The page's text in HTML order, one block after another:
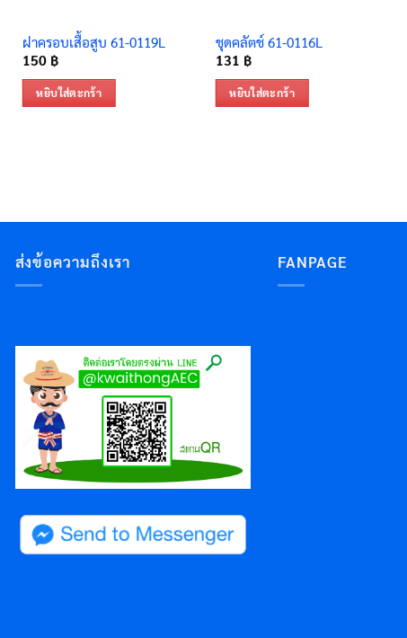
ฝาครอบเสื้อสูบ 61-0119L
150 ฿
หยิบใส่ตะกร้า
ชุดคลัตช์ 61-0116L
131 ฿
หยิบใส่ตะกร้า
ส่งข้อความถึงเรา FANPAGE